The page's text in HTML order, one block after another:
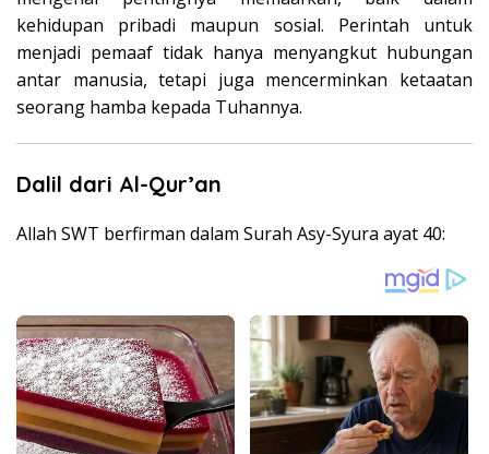
kehidupan pribadi maupun sosial. Perintah untuk
menjadi pemaaf tidak hanya menyangkut hubungan
antar manusia, tetapi juga mencerminkan ketaatan
seorang hamba kepada Tuhannya.
Dalil dari Al-Qur’an
Allah SWT berfirman dalam Surah Asy-Syura ayat 40: